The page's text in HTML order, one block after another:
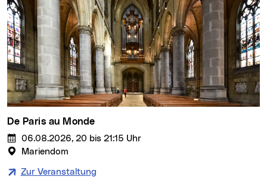
Andreas Vitasek – Nachlese
06.08.2026, 19:30 Uhr
Rosengarten am Pöstlingberg
Zur Veranstaltung